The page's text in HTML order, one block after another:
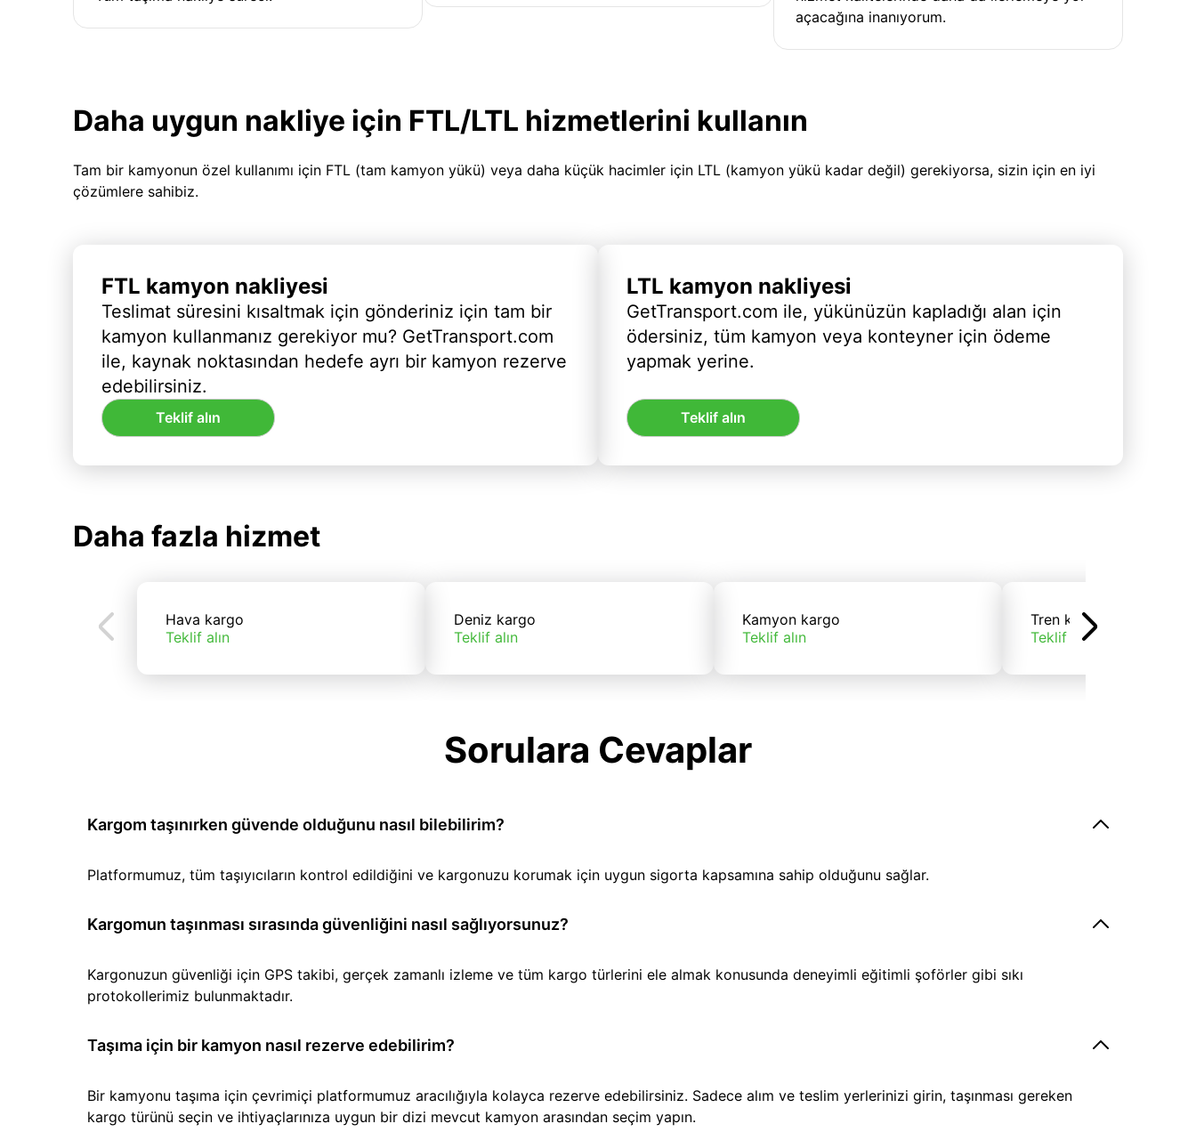
açacağına inanıyorum.
Daha uygun nakliye için FTL/LTL hizmetlerini kullanın
Tam bir kamyonun özel kullanımı için FTL (tam kamyon yükü) veya daha küçük hacimler için LTL (kamyon yükü kadar değil) gerekiyorsa, sizin için en iyi
çözümlere sahibiz.
FTL kamyon nakliyesi
Teslimat süresini kısaltmak için gönderiniz için tam bir
kamyon kullanmanız gerekiyor mu? GetTransport.com
ile, kaynak noktasından hedefe ayrı bir kamyon rezerve
edebilirsiniz.
Teklif alın
LTL kamyon nakliyesi
GetTransport.com ile, yükünüzün kapladığı alan için
ödersiniz, tüm kamyon veya konteyner için ödeme
yapmak yerine.
Teklif alın
Daha fazla hizmet
Hava kargo
Teklif alın
Deniz kargo
Teklif alın
Kamyon kargo
Teklif alın
Tren kargo
Teklif alın
Sorulara Cevaplar
Kargom taşınırken güvende olduğunu nasıl bilebilirim?
Platformumuz, tüm taşıyıcıların kontrol edildiğini ve kargonuzu korumak için uygun sigorta kapsamına sahip olduğunu sağlar.
Kargomun taşınması sırasında güvenliğini nasıl sağlıyorsunuz?
Kargonuzun güvenliği için GPS takibi, gerçek zamanlı izleme ve tüm kargo türlerini ele almak konusunda deneyimli eğitimli şoförler gibi sıkı
protokollerimiz bulunmaktadır.
Taşıma için bir kamyon nasıl rezerve edebilirim?
Bir kamyonu taşıma için çevrimiçi platformumuz aracılığıyla kolayca rezerve edebilirsiniz. Sadece alım ve teslim yerlerinizi girin, taşınması gereken
kargo türünü seçin ve ihtiyaçlarınıza uygun bir dizi mevcut kamyon arasından seçim yapın.